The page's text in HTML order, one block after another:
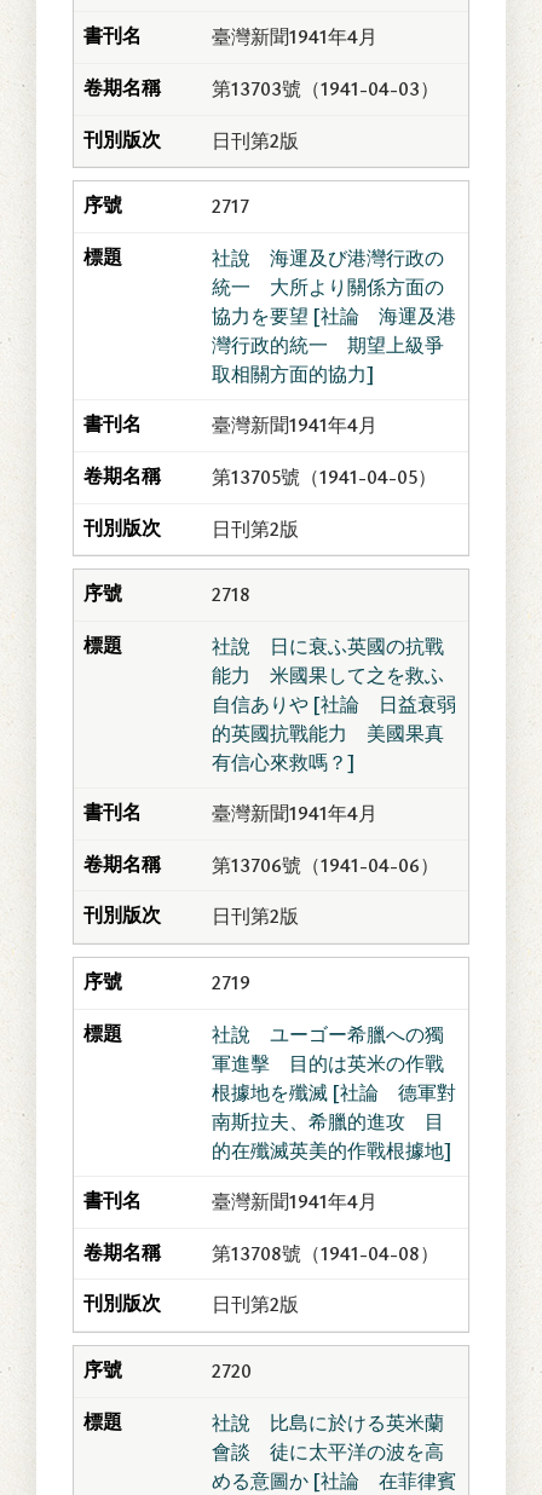
臺灣新聞1941年4月
第13703號（1941-04-03）
日刊第2版
2717
社說 海運及び港灣行政の
統一 大所より關係方面の
協力を要望 [社論 海運及港
灣行政的統一 期望上級爭
取相關方面的協力]
臺灣新聞1941年4月
第13705號（1941-04-05）
日刊第2版
2718
社說 日に衰ふ英國の抗戰
能力 米國果して之を救ふ
自信ありや [社論 日益衰弱
的英國抗戰能力 美國果真
有信心來救嗎？]
臺灣新聞1941年4月
第13706號（1941-04-06）
日刊第2版
2719
社說 ユーゴー希臘への獨
軍進擊 目的は英米の作戰
根據地を殲滅 [社論 德軍對
南斯拉夫、希臘的進攻 目
的在殲滅英美的作戰根據地]
臺灣新聞1941年4月
第13708號（1941-04-08）
日刊第2版
2720
社說 比島に於ける英米蘭
會談 徒に太平洋の波を高
める意圖か [社論 在菲律賓